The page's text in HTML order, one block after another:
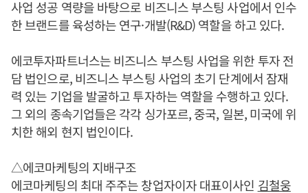
사업 성공 역량을 바탕으로 비즈니스 부스팅 사업에서 인수
한 브랜드를 육성하는 연구·개발(R&D) 역할을 하고 있다.
에코투자파트너스는 비즈니스 부스팅 사업을 위한 투자 전
담 법인으로, 비즈니스 부스팅 사업의 초기 단계에서 잠재
력 있는 기업을 발굴하고 투자하는 역할을 수행하고 있다.
그 외의 종속기업들은 각각 싱가포르, 중국, 일본, 미국에 위
치한 해외 현지 법인이다.
△에코마케팅의 지배구조
에코마케팅의 최대 주주는 창업자이자 대표이사인 김철웅